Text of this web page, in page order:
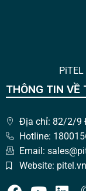
PiTEL
THÔNG TIN VỀ
Địa chỉ: 82/2/9
Hotline:
Email:
Website: pitel.vn